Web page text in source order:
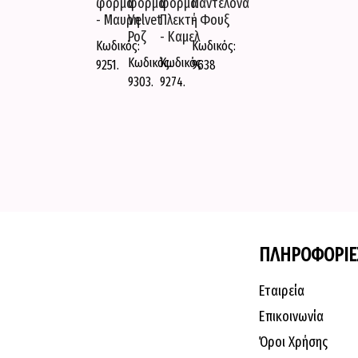
- Μαυρη
Κωδικός:
9251.
Velvet
Ροζ
Κωδικός:
9303.
Πλεκτή
- Καμελ
Κωδικός:
9274.
- Φουξ
Κωδικός:
9638
Εταιρεία
Επικοινωνία
Όροι Χρήσης